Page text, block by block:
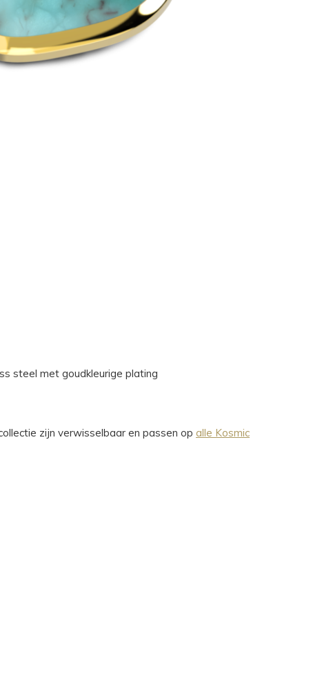
steel met goudkleurige plating
zijn verwisselbaar en passen op alle Kosmic